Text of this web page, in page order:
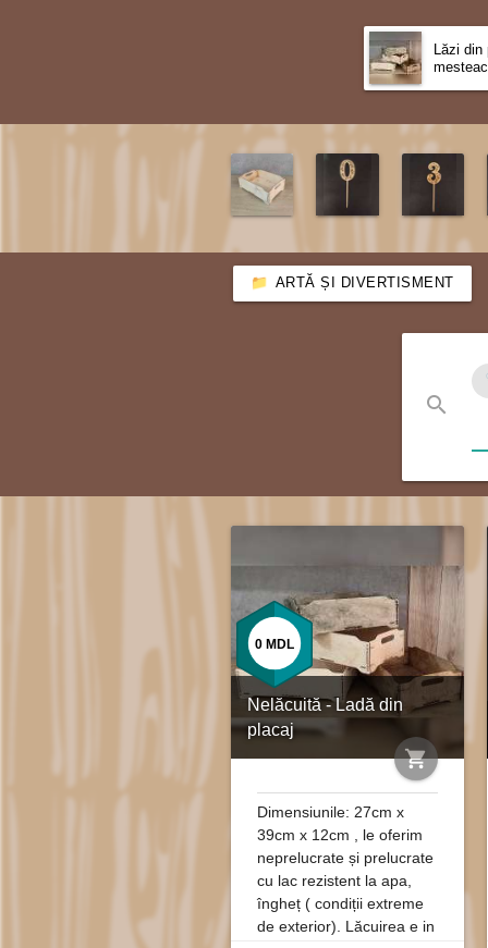
Lăzi din
ARTĂ ȘI DIVERTISMENT
search
Nelăcuită - Ladă din
placaj
shopping_cart
0 MDL
Dimensiunile: 27cm x
39cm x 12cm , le oferim
neprelucrate și prelucrate
cu lac rezistent la apa,
îngheț ( condiții extreme
de exterior). Lăcuirea e in